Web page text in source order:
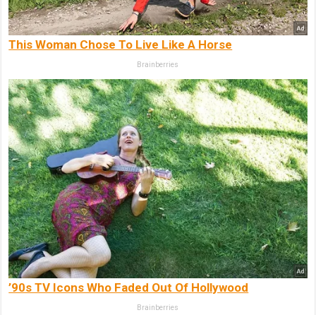
This Woman Chose To Live Like A Horse
Brainberries
’90s TV Icons Who Faded Out Of Hollywood
Brainberries